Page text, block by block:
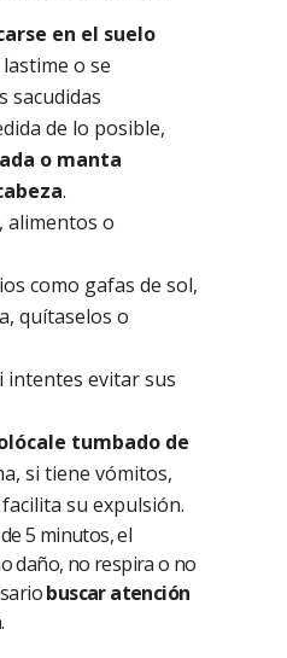
en el suelo
o se
sacudidas
de lo posible,
o manta
.
alimentos o
como gafas de sol,
quítaselos o
intentes evitar sus
tumbado de
si tiene vómitos,
su expulsión.
5 minutos, el
daño, no respira o no
buscar atención
.